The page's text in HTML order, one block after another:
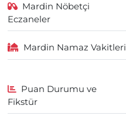
Mardin Nöbetçi
Eczaneler
Mardin Namaz Vakitleri
Puan Durumu ve
Fikstür